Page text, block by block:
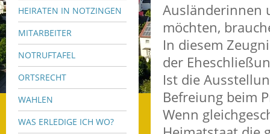
HEIRATEN IN NOTZINGEN
MITARBEITER
NOTRUFTAFEL
ORTSRECHT
WAHLEN
WAS ERLEDIGE ICH WO?
Ausländerinnen
möchten,
In diesem
der
Ist die
Befreiung beim
Wenn